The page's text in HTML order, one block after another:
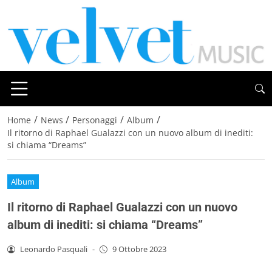
Home / News / Personaggi / Album /
Il ritorno di Raphael Gualazzi con un nuovo album di inediti:
si chiama “Dreams”
Album
Il ritorno di Raphael Gualazzi con un nuovo
album di inediti: si chiama “Dreams”
Leonardo Pasquali - 9 Ottobre 2023